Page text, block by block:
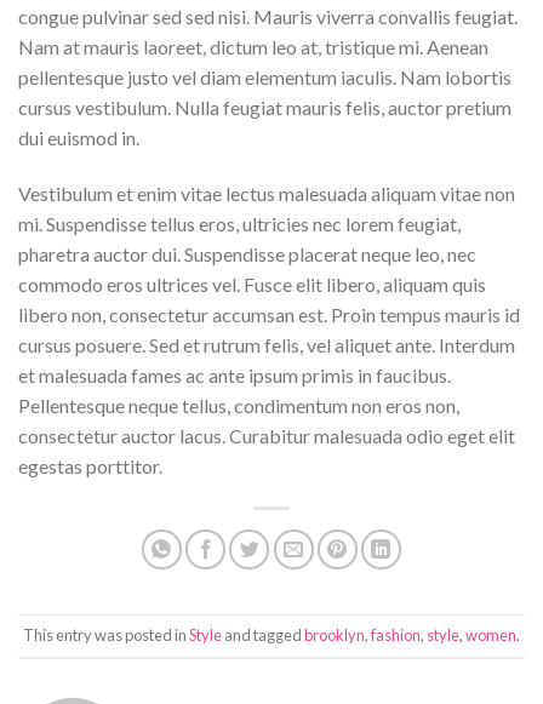
congue pulvinar sed sed nisi. Mauris viverra convallis feugiat.
Nam at mauris laoreet, dictum leo at, tristique mi. Aenean
pellentesque justo vel diam elementum iaculis. Nam lobortis
cursus vestibulum. Nulla feugiat mauris felis, auctor pretium
dui euismod in.
Vestibulum et enim vitae lectus malesuada aliquam vitae non
mi. Suspendisse tellus eros, ultricies nec lorem feugiat,
pharetra auctor dui. Suspendisse placerat neque leo, nec
commodo eros ultrices vel. Fusce elit libero, aliquam quis
libero non, consectetur accumsan est. Proin tempus mauris id
cursus posuere. Sed et rutrum felis, vel aliquet ante. Interdum
et malesuada fames ac ante ipsum primis in faucibus.
Pellentesque neque tellus, condimentum non eros non,
consectetur auctor lacus. Curabitur malesuada odio eget elit
egestas porttitor.
This entry was posted inStyleand taggedbrooklyn,fashion, style,women.